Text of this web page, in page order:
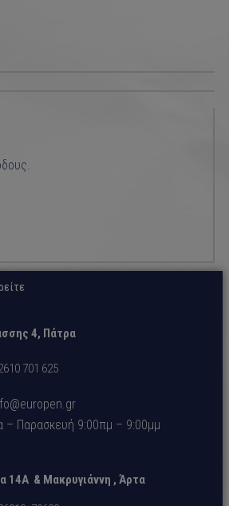
4, Πάτρα
701 625
– Παρασκευή 9:00πμ – 9:00μμ
14A & Μακρυγιάννη , Άρτα